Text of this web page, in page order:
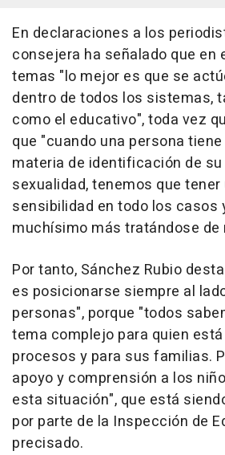
En declaraciones a los
consejera ha señalado que en
temas "lo mejor es que se
dentro de todos los sistemas,
como el educativo", toda vez
que "cuando una persona
materia de identificación de
sexualidad, tenemos que
sensibilidad en todo los casos
muchísimo más tratándose de
Por tanto, Sánchez Rubio
es posicionarse siempre al
personas", porque "todos
tema complejo para quien
procesos y para sus familias.
apoyo y comprensión a los
esta situación", que está
por parte de la Inspección de
precisado.